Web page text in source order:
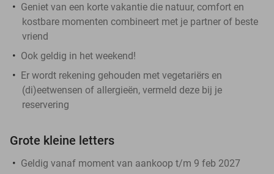
Geniet van een korte vakantie die natuur, comfort en
kostbare momenten combineert met je partner of beste
vriend
Ook geldig in het weekend!
Er wordt rekening gehouden met vegetariërs en
(di)eetwensen of allergieën, vermeld deze bij je
reservering
Grote kleine letters
Geldig vanaf moment van aankoop t/m 9 feb 2027